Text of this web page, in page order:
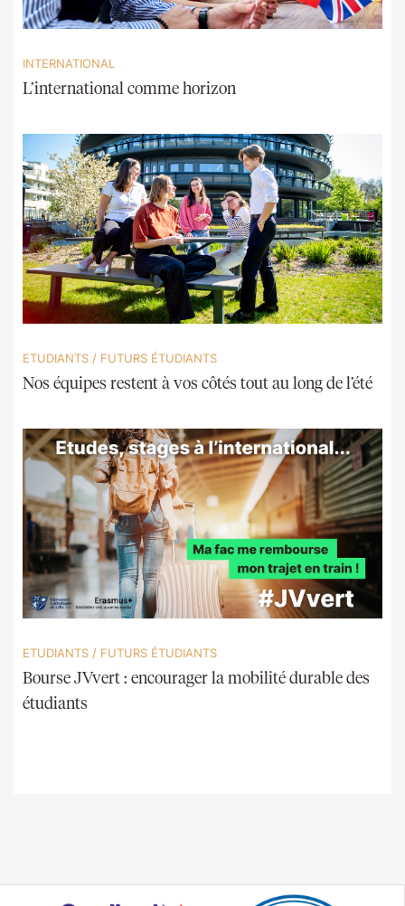
INTERNATIONAL
L’international comme horizon
ETUDIANTS / FUTURS ÉTUDIANTS
Nos équipes restent à vos côtés tout au long de l’été
ETUDIANTS / FUTURS ÉTUDIANTS
Bourse JVvert : encourager la mobilité durable des
étudiants